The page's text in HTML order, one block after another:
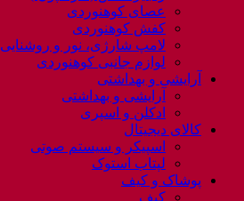
عصای کوهنوردی
کفش کوهنوردی
لامپ شارژی، نور و روشنایی
لوازم جانبی کوهنوردی
آرایشی و بهداشتی
آرایشی و بهداشتی
ادکلن و اسپری
کالای دیجیتال
اسپیکر و سیستم صوتی
لپتاب استوک
پوشاک و کیف
کیف